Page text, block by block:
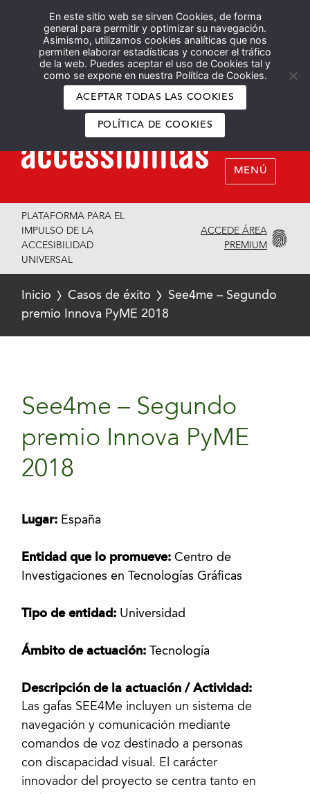
En este sitio web se sirven Cookies, de forma
general para permitir y optimizar su navegación.
Asimismo, utilizamos cookies analíticas que nos
permiten elaborar estadísticas y conocer el tráfico
de la web. Puedes aceptar el uso de Cookies tal y
como se expone en nuestra Política de Cookies.
ACEPTAR TODAS LAS COOKIES
POLÍTICA DE COOKIES
Español English
MENÚ
PLATAFORMA PARA EL
IMPULSO DE LA
ACCESIBILIDAD
UNIVERSAL
ACCEDE ÁREA
PREMIUM
Inicio Casos de éxito
See4me – Segundo
premio Innova PyME 2018
See4me – Segundo
premio Innova PyME
2018
Lugar: España
Entidad que lo promueve:Centro de
Investigaciones en Tecnologías Gráficas
Tipo de entidad: Universidad
Ámbito de actuación:Tecnología
Descripción de la actuación / Actividad:
Las gafas SEE4Me incluyen un sistema de
navegación y comunicación mediante
comandos de voz destinado a personas
con discapacidad visual. El carácter
innovador del proyecto se centra tanto en